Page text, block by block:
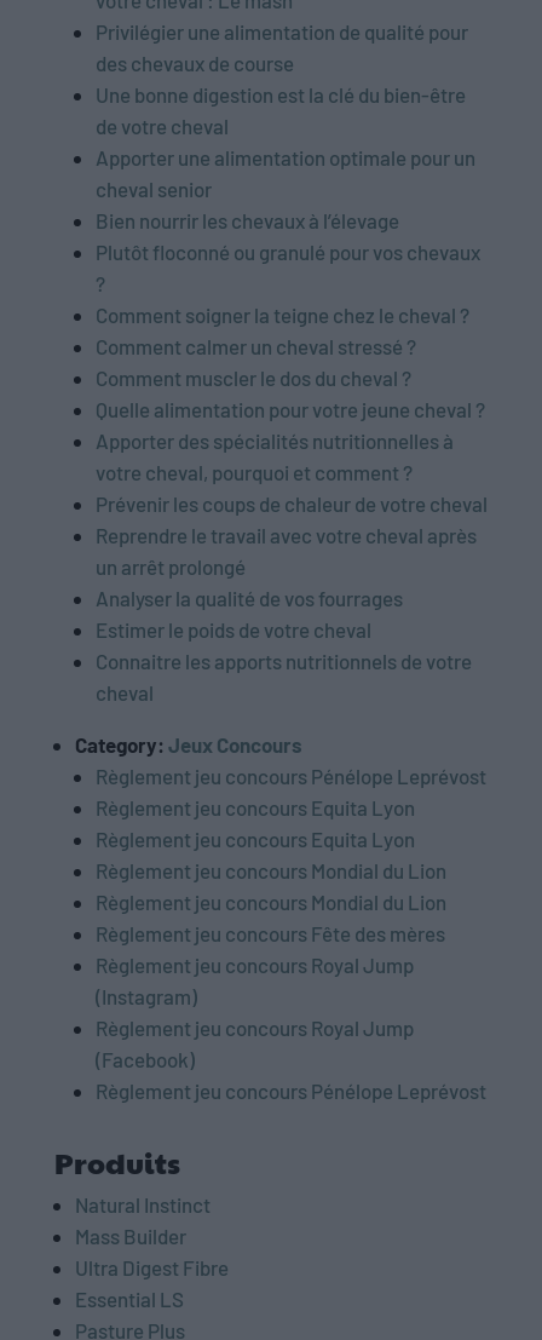
Privilégier une alimentation de qualité pour
des chevaux de course
Une bonne digestion est la clé du bien-être
de votre cheval
Apporter une alimentation optimale pour un
cheval senior
Bien nourrir les chevaux à l’élevage
Plutôt floconné ou granulé pour vos chevaux
?
Comment soigner la teigne chez le cheval ?
Comment calmer un cheval stressé ?
Comment muscler le dos du cheval ?
Quelle alimentation pour votre jeune cheval ?
Apporter des spécialités nutritionnelles à
votre cheval, pourquoi et comment ?
Prévenir les coups de chaleur de votre cheval
Reprendre le travail avec votre cheval après
un arrêt prolongé
Analyser la qualité de vos fourrages
Estimer le poids de votre cheval
Connaitre les apports nutritionnels de votre
cheval
Category: Jeux Concours
Règlement jeu concours Pénélope Leprévost
Règlement jeu concours Equita Lyon
Règlement jeu concours Equita Lyon
Règlement jeu concours Mondial du Lion
Règlement jeu concours Mondial du Lion
Règlement jeu concours Fête des mères
Règlement jeu concours Royal Jump
(Instagram)
Règlement jeu concours Royal Jump
(Facebook)
Règlement jeu concours Pénélope Leprévost
Produits
Natural Instinct
Mass Builder
Ultra Digest Fibre
Essential LS
Pasture Plus